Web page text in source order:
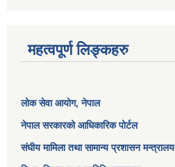
महत्वपूर्ण लिङ्कहरु
लोक सेवा आयोग, नेपाल
नेपाल सरकारको आधिकारिक पोर्टल
संघीय मामिला तथा सामान्य प्रशासन मन्त्रालय